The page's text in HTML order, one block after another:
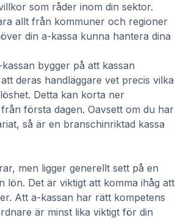
som råder inom din sektor.
allt från kommuner och regioner
din a-kassa kunna hantera dina
bygger på att kassan
deras handläggare vet precis vilka
Detta kan korta ner
första dagen. Oavsett om du har
så är en branschinriktad kassa
men ligger generellt sett på en
lön. Det är viktigt att komma ihåg att
Att a-kassan har rätt kompetens
är minst lika viktigt för din